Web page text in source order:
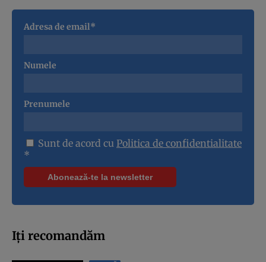
Adresa de email*
Numele
Prenumele
Sunt de acord cu Politica de confidentialitate
*
Iți recomandăm